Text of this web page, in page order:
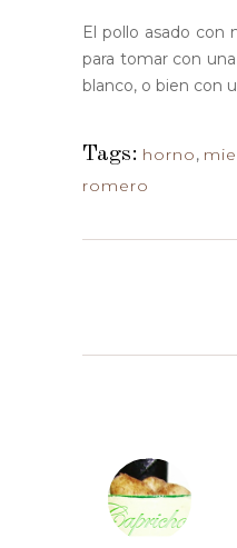
El pollo asado con
para tomar con
blanco, o bien con
Tags: horno,
romero